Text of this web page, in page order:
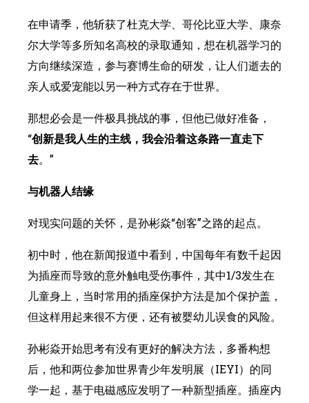
在申请季，他斩获了杜克大学、哥伦比亚大学、康奈
尔大学等多所知名高校的录取通知，想在机器学习的
方向继续深造，参与赛博生命的研发，让人们逝去的
亲人或爱宠能以另一种方式存在于世界。
那想必会是一件极具挑战的事，但他已做好准备，
“创新是我人生的主线，我会沿着这条路一直走下
去。”
与机器人结缘
对现实问题的关怀，是孙彬焱“创客”之路的起点。
初中时，他在新闻报道中看到，中国每年有数千起因
为插座而导致的意外触电受伤事件，其中1/3发生在
儿童身上，当时常用的插座保护方法是加个保护盖，
但这样用起来很不方便，还有被婴幼儿误食的风险。
孙彬焱开始思考有没有更好的解决方法，多番构想
后，他和两位参加世界青少年发明展（IEYI）的同
学一起，基于电磁感应发明了一种新型插座。插座内